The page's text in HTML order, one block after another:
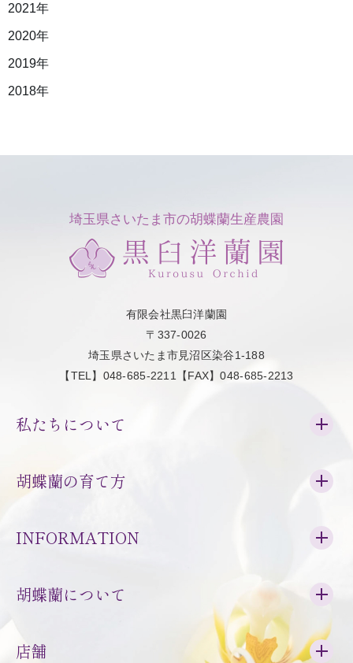
2021年
2020年
2019年
2018年
埼玉県さいたま市の胡蝶蘭生産農園
有限会社黒臼洋蘭園
〒337-0026
埼玉県さいたま市見沼区染谷1-188
【TEL】048-685-2211【FAX】048-685-2213
私たちについて
胡蝶蘭の育て方
INFORMATION
胡蝶蘭について
店舗